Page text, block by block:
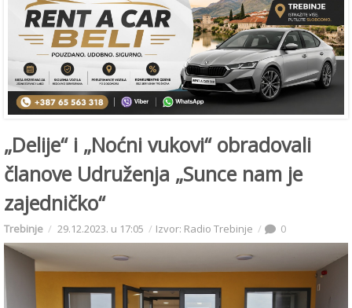
„Delije“ i „Noćni vukovi“ obradovali
članove Udruženja „Sunce nam je
zajedničko“
Trebinje 29.12.2023. u 17:05 Izvor: Radio Trebinje 0